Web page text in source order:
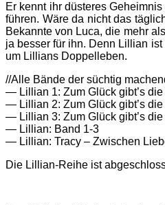
Er kennt ihr düsteres
führen. Wäre da nicht das
Bekannte von Luca, die mehr
ja besser für ihn. Denn Lillian
um Lillians Doppelleben.
//Alle Bände der süchtig
— Lillian 1: Zum Glück gibt’s
— Lillian 2: Zum Glück gibt’s die
— Lillian 3: Zum Glück gibt’s
— Lillian: Band 1-3
— Lillian: Tracy – Zwischen
Die Lillian-Reihe ist